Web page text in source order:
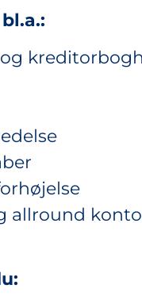
allround